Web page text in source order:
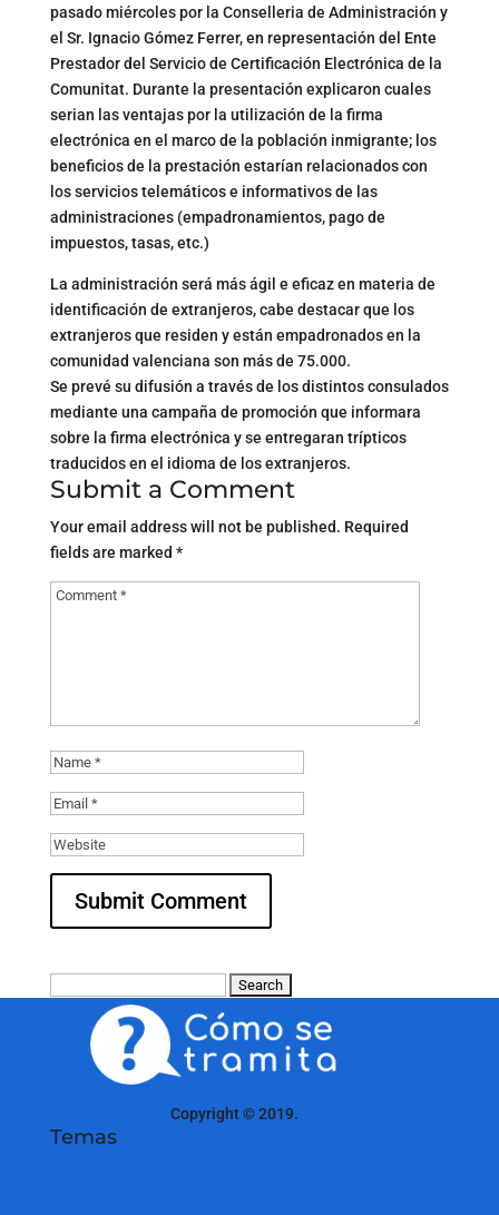
pasado miércoles por la Conselleria de Administración y
el Sr. Ignacio Gómez Ferrer, en representación del Ente
Prestador del Servicio de Certificación Electrónica de la
Comunitat. Durante la presentación explicaron cuales
serian las ventajas por la utilización de la firma
electrónica en el marco de la población inmigrante; los
beneficios de la prestación estarían relacionados con
los servicios telemáticos e informativos de las
administraciones (empadronamientos, pago de
impuestos, tasas, etc.)
La administración será más ágil e eficaz en materia de
identificación de extranjeros, cabe destacar que los
extranjeros que residen y están empadronados en la
comunidad valenciana son más de 75.000.
Se prevé su difusión a través de los distintos consulados
mediante una campaña de promoción que informara
sobre la firma electrónica y se entregaran trípticos
traducidos en el idioma de los extranjeros.
Submit a Comment
Your email address will not be published. Required
fields are marked *
Copyright © 2019.
Temas